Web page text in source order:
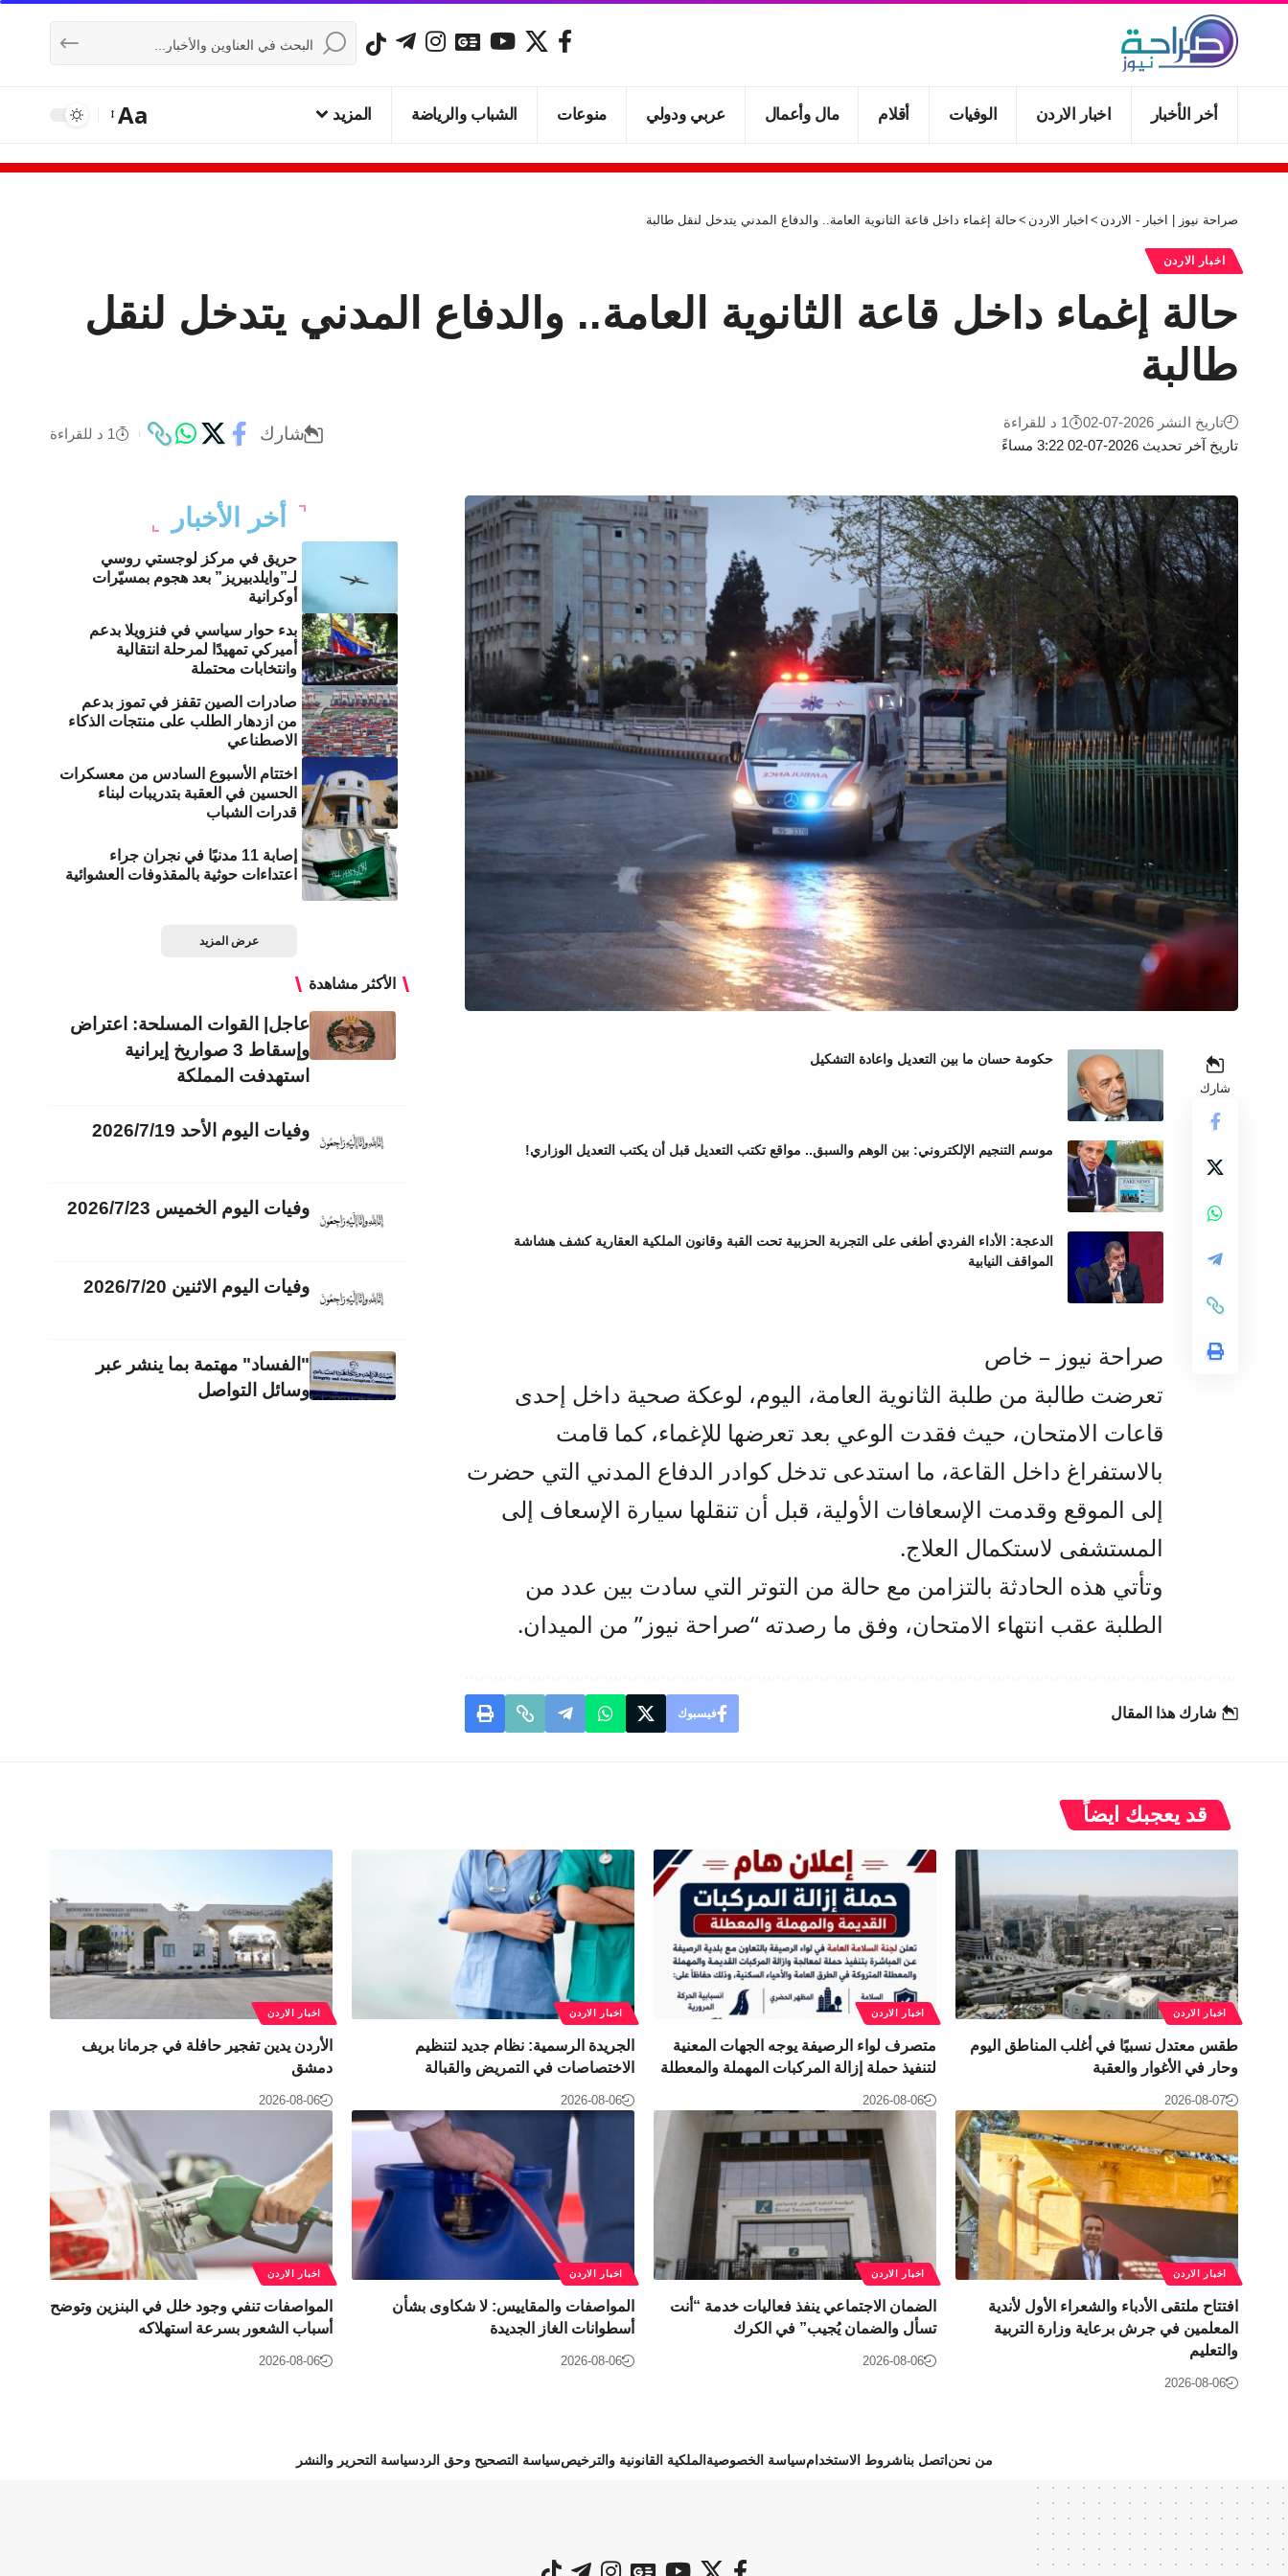
أخر الأخبار اخبار الاردن الوفيات أقلام مال وأعمال عربي ودولي منوعات الشباب والرياضة المزيد Aa
صراحة نيوز | اخبار - الاردن > اخبار الاردن > حالة إغماء داخل قاعة الثانوية العامة.. والدفاع المدني يتدخل لنقل طالبة
اخبار الاردن
حالة إغماء داخل قاعة الثانوية العامة.. والدفاع المدني يتدخل لنقل
طالبة
تاريخ آخر تحديث 2026-07-02 3:22 مساءً
تاريخ النشر 2026-07-02 1 د للقراءة
شارك 1 د للقراءة
شارك
حكومة حسان ما بين التعديل واعادة التشكيل
موسم التنجيم الإلكتروني: بين الوهم والسبق.. مواقع تكتب التعديل قبل أن يكتب التعديل الوزاري!
الدعجة: الأداء الفردي أطغى على التجربة الحزبية تحت القبة وقانون الملكية العقارية كشف هشاشة
المواقف النيابية
صراحة نيوز – خاص
تعرضت طالبة من طلبة الثانوية العامة، اليوم، لوعكة صحية داخل إحدى
قاعات الامتحان، حيث فقدت الوعي بعد تعرضها للإغماء، كما قامت
بالاستفراغ داخل القاعة، ما استدعى تدخل كوادر الدفاع المدني التي حضرت
إلى الموقع وقدمت الإسعافات الأولية، قبل أن تنقلها سيارة الإسعاف إلى
المستشفى لاستكمال العلاج.
وتأتي هذه الحادثة بالتزامن مع حالة من التوتر التي سادت بين عدد من
الطلبة عقب انتهاء الامتحان، وفق ما رصدته “صراحة نيوز” من الميدان.
شارك هذا المقال فيسبوك
أخر الأخبار
حريق في مركز لوجستي روسي
لـ”وايلدبيريز” بعد هجوم بمسيّرات
أوكرانية
بدء حوار سياسي في فنزويلا بدعم
أميركي تمهيدًا لمرحلة انتقالية
وانتخابات محتملة
صادرات الصين تقفز في تموز بدعم
من ازدهار الطلب على منتجات الذكاء
الاصطناعي
اختتام الأسبوع السادس من معسكرات
الحسين في العقبة بتدريبات لبناء
قدرات الشباب
إصابة 11 مدنيًا في نجران جراء
اعتداءات حوثية بالمقذوفات العشوائية
عرض المزيد
الأكثر مشاهدة
عاجل| القوات المسلحة: اعتراض
وإسقاط 3 صواريخ إيرانية
استهدفت المملكة
وفيات اليوم الأحد 2026/7/19
وفيات اليوم الخميس 2026/7/23
وفيات اليوم الاثنين 2026/7/20
"الفساد" مهتمة بما ينشر عبر
وسائل التواصل
قد يعجبك ايضاً
اخبار الاردن
طقس معتدل نسبيًا في أغلب المناطق اليوم
وحار في الأغوار والعقبة
2026-08-07
اخبار الاردن
متصرف لواء الرصيفة يوجه الجهات المعنية
لتنفيذ حملة إزالة المركبات المهملة والمعطلة
2026-08-06
اخبار الاردن
الجريدة الرسمية: نظام جديد لتنظيم
الاختصاصات في التمريض والقبالة
2026-08-06
اخبار الاردن
الأردن يدين تفجير حافلة في جرمانا بريف
دمشق
2026-08-06
اخبار الاردن
افتتاح ملتقى الأدباء والشعراء الأول لأندية
المعلمين في جرش برعاية وزارة التربية
والتعليم
2026-08-06
اخبار الاردن
الضمان الاجتماعي ينفذ فعاليات خدمة “أنت
تسأل والضمان يُجيب” في الكرك
2026-08-06
اخبار الاردن
المواصفات والمقاييس: لا شكاوى بشأن
أسطوانات الغاز الجديدة
2026-08-06
اخبار الاردن
المواصفات تنفي وجود خلل في البنزين وتوضح
أسباب الشعور بسرعة استهلاكه
2026-08-06
من نحن اتصل بناشروط الاستخدامسياسة الخصوصية الملكية القانونية والترخيصسياسة التصحيح وحق الردسياسة التحرير والنشر